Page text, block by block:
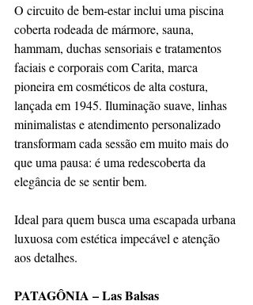
O circuito de bem-estar inclui uma piscina
coberta rodeada de mármore, sauna,
hammam, duchas sensoriais e tratamentos
faciais e corporais com Carita, marca
pioneira em cosméticos de alta costura,
lançada em 1945. Iluminação suave, linhas
minimalistas e atendimento personalizado
transformam cada sessão em muito mais do
que uma pausa: é uma redescoberta da
elegância de se sentir bem.
Ideal para quem busca uma escapada urbana
luxuosa com estética impecável e atenção
aos detalhes.
PATAGÔNIA – Las Balsas